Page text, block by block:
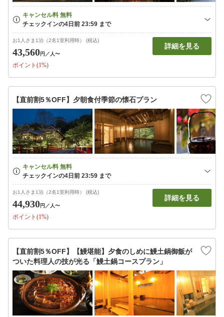
お1人さま1泊（2名1室利用時） (税込)
43,560円 ／人〜
ポイント(1%)
詳細を見る
【直前割5％OFF】夕朝食付季節の懐石プラン
お1人さま1泊（2名1室利用時） (税込)
44,930円 ／人〜
ポイント(1%)
詳細を見る
【直前割5％OFF】【鰻堪能】夕食のしめに鰻土鍋御飯が
ついた料理人の技が光る「鰻土鍋コースプラン」